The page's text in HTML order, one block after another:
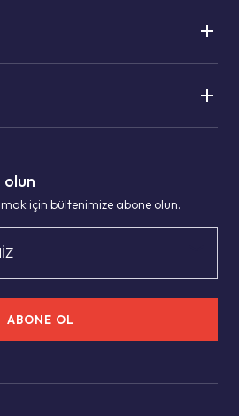
için bültenimize abone olun.
ABONE OL